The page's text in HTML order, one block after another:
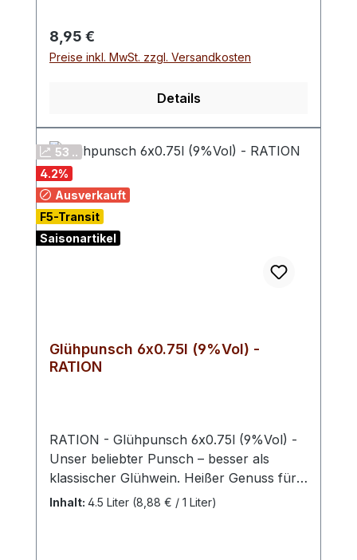
Regulärer Preis:
8,95 €
Preise inkl. MwSt. zzgl. Versandkosten
Details
53 ..
4.2%
Ausverkauft
F5-Transit
Saisonartikel
Glühpunsch 6x0.75l (9%Vol) -
RATION
RATION - Glühpunsch 6x0.75l (9%Vol) -
Unser beliebter Punsch – besser als
klassischer Glühwein. Heißer Genuss für
kalte Wintertage: Wärmt von innen, duftet
Inhalt: 4.5 Liter (8,88 € / 1 Liter)